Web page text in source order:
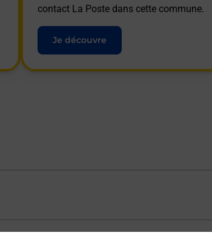
contact La Poste dans cette commune.
Je découvre